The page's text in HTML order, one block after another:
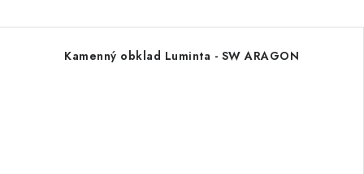
Kamenný obklad Luminta - SW ARAGON